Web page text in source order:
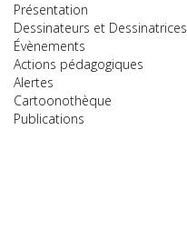
Présentation
Dessinateurs et Dessinatrices
Évènements
Actions pédagogiques
Alertes
Cartoonothèque
Publications